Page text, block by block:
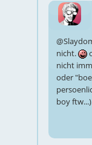
nicht.
nicht
oder
boy